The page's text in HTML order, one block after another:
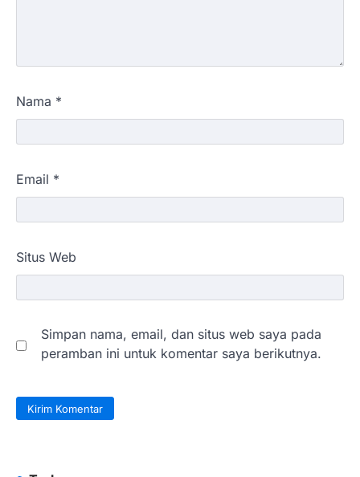
Nama *
Email *
Situs Web
Simpan nama, email, dan situs web saya pada
peramban ini untuk komentar saya berikutnya.